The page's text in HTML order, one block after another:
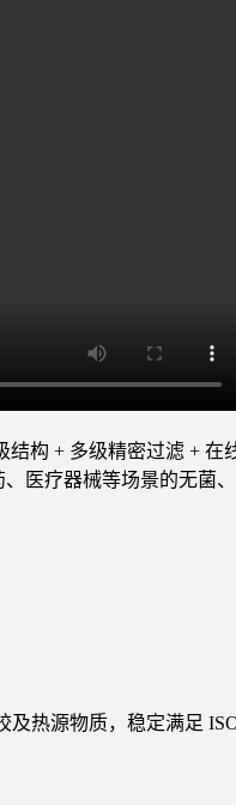
构 + 多级精密过滤 +
医疗器械等场景的无菌
热源物质，稳定满足